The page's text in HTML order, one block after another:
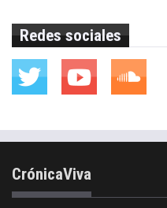
Redes sociales
CrónicaViva